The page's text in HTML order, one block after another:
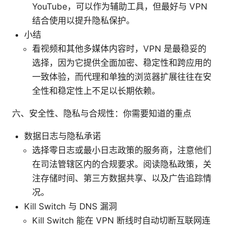
YouTube，可以作为辅助工具，但最好与 VPN
结合使用以提升隐私保护。
小结
看视频和其他多媒体内容时，VPN 是最稳妥的
选择，因为它提供全面加密、稳定性和跨应用的
一致体验，而代理和单独的浏览器扩展往往在安
全性和稳定性上不足以长期依赖。
六、安全性、隐私与合规性：你需要知道的重点
数据日志与隐私承诺
选择零日志或最小日志政策的服务商，注意他们
在司法管辖区内的合规要求。阅读隐私政策，关
注存储时间、第三方数据共享、以及广告追踪情
况。
Kill Switch 与 DNS 漏洞
Kill Switch 能在 VPN 断线时自动切断互联网连